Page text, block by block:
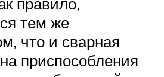
тем же
что и сварная
приспособления